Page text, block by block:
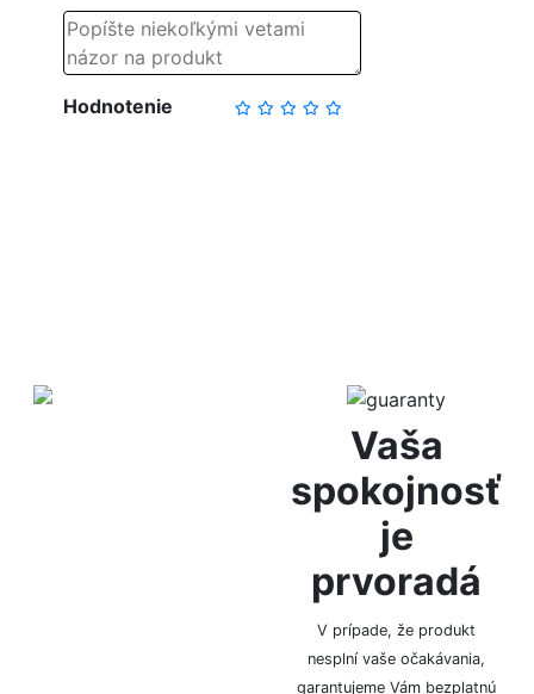
Hodnotenie
Vaša
spokojnosť
je
prvoradá
V prípade, že produkt
nesplní vaše očakávania,
garantujeme Vám bezplatnú